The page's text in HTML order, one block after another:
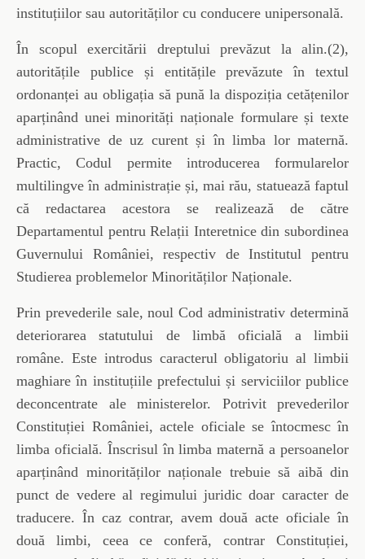
instituțiilor sau autorităților cu conducere unipersonală.
În scopul exercitării dreptului prevăzut la alin.(2),
autoritățile publice și entitățile prevăzute în textul
ordonanței au obligația să pună la dispoziția cetățenilor
aparținând unei minorități naționale formulare și texte
administrative de uz curent și în limba lor maternă.
Practic, Codul permite introducerea formularelor
multilingve în administrație și, mai rău, statuează faptul
că redactarea acestora se realizează de către
Departamentul pentru Relații Interetnice din subordinea
Guvernului României, respectiv de Institutul pentru
Studierea problemelor Minorităților Naționale.
Prin prevederile sale, noul Cod administrativ determină
deteriorarea statutului de limbă oficială a limbii
române. Este introdus caracterul obligatoriu al limbii
maghiare în instituțiile prefectului și serviciilor publice
deconcentrate ale ministerelor. Potrivit prevederilor
Constituției României, actele oficiale se întocmesc în
limba oficială. Înscrisul în limba maternă a persoanelor
aparținând minorităților naționale trebuie să aibă din
punct de vedere al regimului juridic doar caracter de
traducere. În caz contrar, avem două acte oficiale în
două limbi, ceea ce conferă, contrar Constituției,